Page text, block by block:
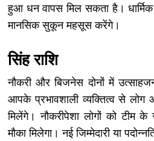
हुआ धन वापस मिल सकता है। धार्मिक
मानसिक सुकून महसूस करेंगे।
सिंह राशि
नौकरी और बिजनेस दोनों में
आपके प्रभावशाली व्यक्तित्व से
मिलेंगे। नौकरीपेशा लोगों को टीम
मौका मिलेगा। नई जिम्मेदारी या